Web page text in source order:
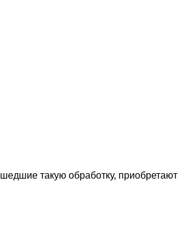
такую обработку, приобретают